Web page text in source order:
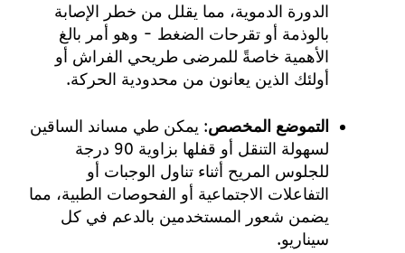
الدورة الدموية، مما يقلل من خطر الإصابة
بالوذمة أو تقرحات الضغط - وهو أمر بالغ
الأهمية خاصةً للمرضى طريحي الفراش أو
أولئك الذين يعانون من محدودية الحركة.
التموضع المخصص: يمكن طي مساند الساقين
لسهولة التنقل أو قفلها بزاوية 90 درجة
للجلوس المريح أثناء تناول الوجبات أو
التفاعلات الاجتماعية أو الفحوصات الطبية، مما
يضمن شعور المستخدمين بالدعم في كل
سيناريو.